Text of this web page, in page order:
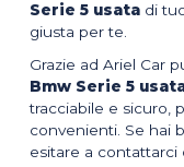
Serie 5 usata di
giusta per te.
Grazie ad Ariel Car
Bmw Serie 5
tracciabile e sicuro,
convenienti. Se hai
esitare a contattarci